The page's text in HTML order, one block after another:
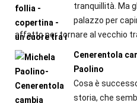
tranquillità. Ma
palazzo per
affatto per tornare al vecchio
Cenerentola
Paolino
Cosa è
storia, che